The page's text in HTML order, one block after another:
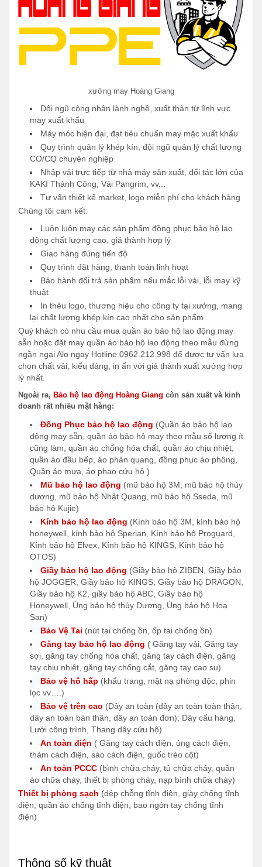
xưởng may Hoàng Giang
Đội ngũ công nhân lành nghề, xuất thân từ lĩnh vực
may xuất khẩu
Máy móc hiện đại, đạt tiêu chuẩn may mặc xuất khẩu
Quy trình quản lý khép kín, đội ngũ quản lý chất lượng
CO/CQ chuyên nghiệp
Nhập vải trực tiếp từ nhà máy sản xuất, đối tác lớn của
KAKI Thành Công, Vải Pangrim, vv...
Tư vấn thiết kế market, logo miễn phí cho khách hàng
Chúng tôi cam kết:
Luôn luôn may các sản phẩm đồng phục bảo hộ lao
động chất lượng cao, giá thành hợp lý
Giao hàng đúng tiến độ
Quy trình đặt hàng, thanh toán linh hoạt
Bảo hành đổi trả sản phẩm nếu mắc lỗi vải, lỗi may kỹ
thuật
In thêu logo, thương hiệu cho công ty tại xưởng, mang
lại chất lượng khép kín cao nhất cho sản phẩm
Quý khách có nhu cầu mua quần áo bảo hộ lao động may
sẵn hoặc đặt may quần áo bảo hộ lao động theo mẫu đừng
ngần ngại Alo ngay Hotline 0962.212.998 để được tư vấn lựa
chọn chất vải, kiểu dáng, in ấn với giá thành xuất xưởng hợp
lý nhất.
Ngoài ra, Bảo hộ lao động Hoàng Giang còn sản xuất và kinh
doanh rất nhiều mặt hàng:
Đồng Phục bảo hộ lao động (Quần áo bảo hộ lao
động may sẵn, quần áo bảo hộ may theo mẫu số lượng ít
cũng làm, quần áo chống hóa chất, quần áo chịu nhiệt,
quần áo đầu bếp, áo phản quang, đồng phục áo phông,
Quần áo mưa, áo phao cứu hộ )
Mũ bảo hộ lao động (mũ bảo hộ 3M, mũ bảo hộ thùy
dương, mũ bảo hộ Nhật Quang, mũ bảo hộ Sseda, mũ
bảo hộ Kujie)
Kính bảo hộ lao động (Kính bảo hộ 3M, kính bảo hộ
honeywell, kính bảo hộ Sperian, Kính bảo hộ Proguard,
Kính bảo hộ Elvex, Kính bảo hộ KINGS, Kính bảo hộ
OTOS)
Giầy bảo hộ lao động (Giầy bảo hộ ZIBEN, Giầy bảo
hộ JOGGER, Giầy bảo hộ KINGS, Giầy bảo hộ DRAGON,
Giầy bảo hộ K2, giầy bảo hộ ABC, Giầy bảo hộ
Honeywell, Ủng bảo hộ thùy Dương, Ủng bảo hộ Hoa
San)
Bảo Vệ Tai (nút tai chống ồn, ốp tai chống ồn)
Găng tay bảo hộ lao động ( Găng tay vải, Găng tay
sợi, găng tay chống hóa chất, găng tay cách điện, găng
tay chịu nhiệt, găng tay chống cắt, găng tay cao su)
Bảo vệ hô hấp (khẩu trang, mặt nạ phòng độc, phin
lọc vv….)
Bảo vệ trên cao (Dây an toàn (dây an toàn toàn thân,
dây an toàn bán thân, dây an toàn đơn); Dây cẩu hàng,
Lưới công trình, Thang dây cứu hộ)
An toàn điện ( Găng tay cách điện, ủng cách điện,
thảm cách điện, sào cách điện, guốc trèo cột)
An toàn PCCC (bình chữa cháy, tủ chữa cháy, quần
áo chữa cháy, thiết bị phòng cháy, nạp bình chữa cháy)
Thiết bị phòng sạch (dép chỗng tĩnh điện, giày chống tĩnh
điện, quần áo chống tĩnh điện, bao ngón tay chống tĩnh
điện)
Thông số kỹ thuật